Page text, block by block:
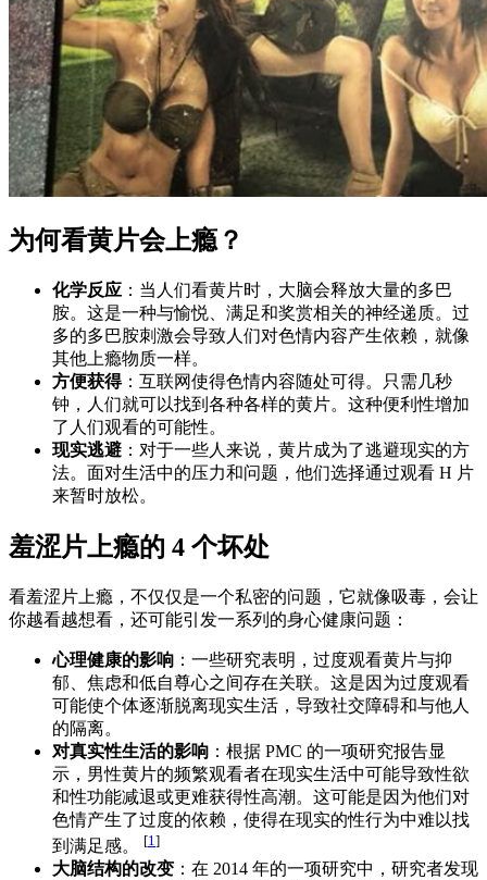
为何看黄片会上瘾？
化学反应 ：当人们看黄片时，大脑会释放大量的多巴
胺。这是一种与愉悦、满足和奖赏相关的神经递质。过
多的多巴胺刺激会导致人们对色情内容产生依赖，就像
其他上瘾物质一样。
方便获得：互联网使得色情内容随处可得。只需几秒
钟，人们就可以找到各种各样的黄片。这种便利性增加
了人们观看的可能性。
现实逃避 ：对于一些人来说，黄片成为了逃避现实的方
法。面对生活中的压力和问题，他们选择通过观看 H 片
来暂时放松。
羞涩片上瘾的 4 个坏处
看羞涩片上瘾，不仅仅是一个私密的问题，它就像吸毒，会让
你越看越想看，还可能引发一系列的身心健康问题：
心理健康的影响 ：一些研究表明，过度观看黄片与抑
郁、焦虑和低自尊心之间存在关联。这是因为过度观看
可能使个体逐渐脱离现实生活，导致社交障碍和与他人
的隔离。
对真实性生活的影响 ：根据 PMC 的一项研究报告显
示，男性黄片的频繁观看者在现实生活中可能导致性欲
和性功能减退或更难获得性高潮。这可能是因为他们对
色情产生了过度的依赖，使得在现实的性行为中难以找
到满足感。
[1 ]
大脑结构的改变 ：在 2014 年的一项研究中，研究者发现